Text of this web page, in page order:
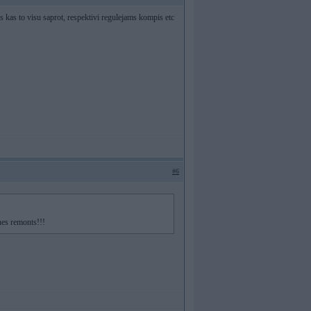
kas to visu saprot, respektivi regulejams kompis etc
#6
remonts!!!